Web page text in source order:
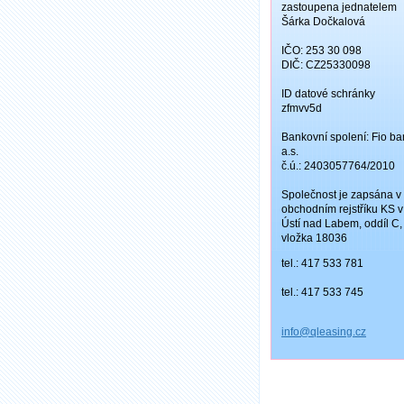
zastoupena jednatelem
Šárka Dočkalová
IČO: 253 30 098
DIČ: CZ25330098
ID datové schránky
zfmvv5d
Bankovní spolení: Fio
a.s.
č.ú.: 2403057764/2010
Společnost je zapsána v
obchodním rejstříku KS v
Ústí nad Labem, oddíl C,
vložka 18036
tel.: 417 533 781
tel.: 417 533 745
info@qleasing.cz